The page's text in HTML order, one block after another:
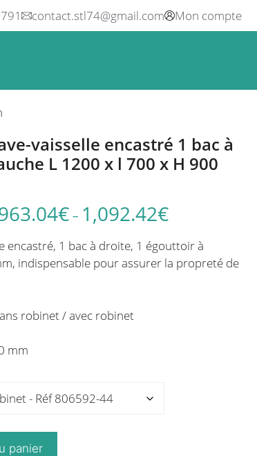
contact.stl74@gmail.com Mon compte
vaisselle encastré 1 bac à
L 1200 x l 700 x H 900
:
€ – 1,092.42€
encastré, 1 bac à droite, 1 égouttoir à
indispensable pour assurer la propreté de
robinet / avec robinet
mm
panier